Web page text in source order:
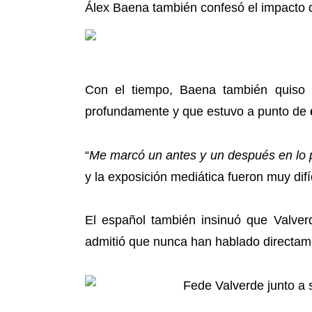
Álex Baena también confesó el impacto
Con el tiempo, Baena también
profundamente y que estuvo a punto de
“Me marcó un antes y un después en
y la exposición mediática fueron muy
El español también insinuó que
admitió que nunca han hablado